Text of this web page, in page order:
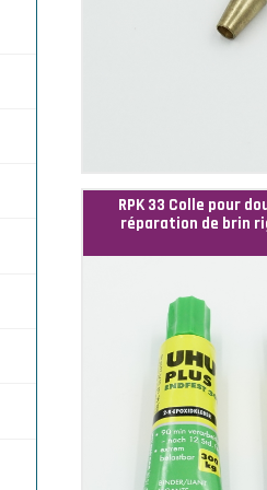
RPK 33 Colle pour
réparation de brin